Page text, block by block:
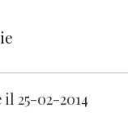
25-02-2014